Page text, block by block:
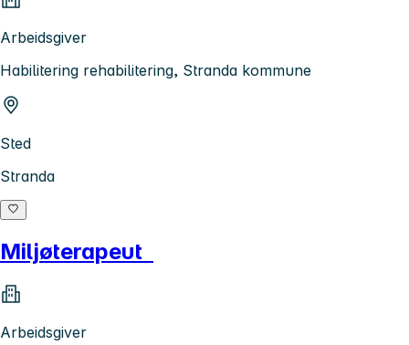
Arbeidsgiver
Habilitering rehabilitering, Stranda kommune
Sted
Stranda
Miljøterapeut
Arbeidsgiver